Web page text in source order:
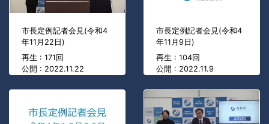
市長定例記者会見(令和4
年11月22日)
再生 : 171回
公開 : 2022.11.22
市長定例記者会見(令和4
年11月9日)
再生 : 104回
公開 : 2022.11.9